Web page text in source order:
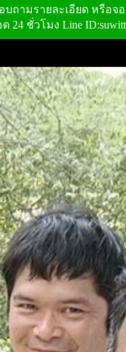
ถามรายละเอียด หรือจ
24 ชั่วโมง Line